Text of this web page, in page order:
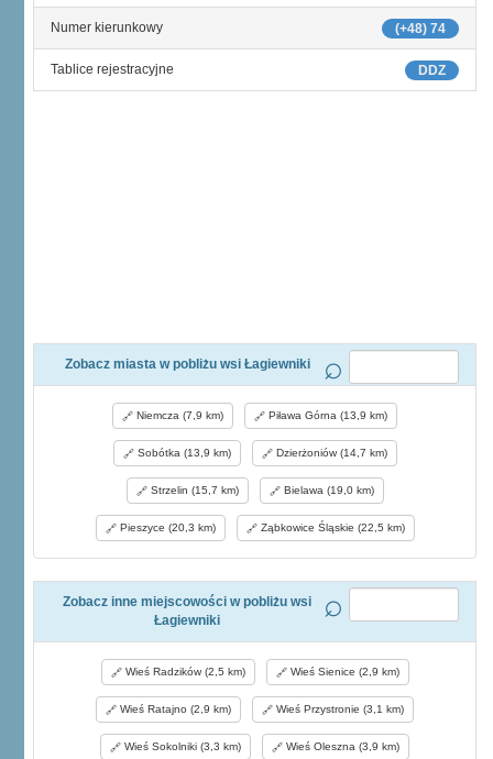
(+48) 74
Numer kierunkowy
DDZ
Tablice rejestracyjne
Zobacz miasta w pobliżu wsi Łagiewniki
Niemcza (7,9 km) Piława Górna (13,9 km)
Sobótka (13,9 km) Dzierżoniów (14,7 km)
Strzelin (15,7 km) Bielawa (19,0 km)
Pieszyce (20,3 km) Ząbkowice Śląskie (22,5 km)
Zobacz inne miejscowości w pobliżu wsi
Łagiewniki
Wieś Radzików (2,5 km) Wieś Sienice (2,9 km)
Wieś Ratajno (2,9 km) Wieś Przystronie (3,1 km)
Wieś Sokolniki (3,3 km) Wieś Oleszna (3,9 km)